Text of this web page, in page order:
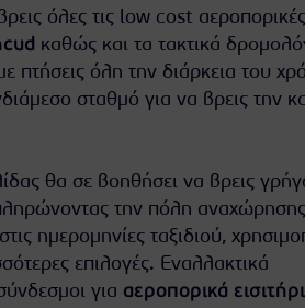
όλες τις low cost αεροπορικές
καθώς και τα τακτικά
πτήσεις όλη την διάρκεια του
σταθμό για να βρεις την
θα σε βοηθήσει να βρεις
την πόλη αναχώρησης
ημερομηνίες ταξιδιού,
επιλογές. Εναλλακτικά
για αεροπορικά